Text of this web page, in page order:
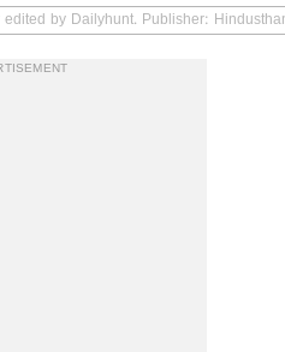
by Dailyhunt. Publisher: